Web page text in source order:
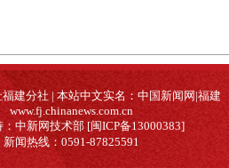
福建分社 | 本站中文实名：中国新闻网|福建
www.fj.chinanews.com.cn
：中新网技术部 [闽ICP备13000383]
新闻热线：0591-87825591